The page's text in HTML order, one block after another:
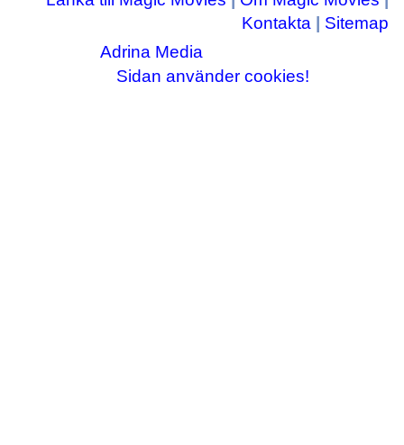
Kontakta
Sitemap
Copyright © 2003-2026Adrina Media
Sidan använder cookies!